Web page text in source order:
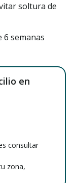
soltura de
6 semanas
en
consultar
zona,